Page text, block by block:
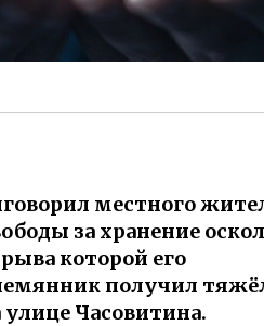
местного
за хранение
которой его
получил
Часовитина.